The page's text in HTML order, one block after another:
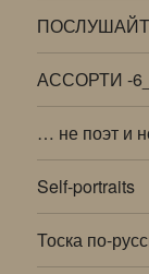
АССОРТИ -
… не поэт и
Self-portraits
Тоска по-